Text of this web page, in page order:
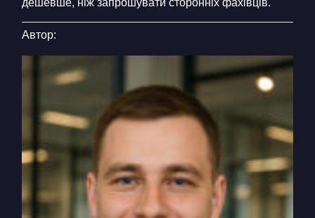
дешевше, ніж запрошувати сторонніх фахівців.
Автор: